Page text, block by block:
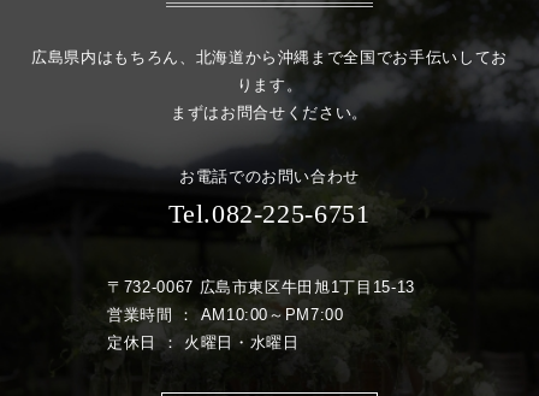
広島県内はもちろん、北海道から沖縄まで全国でお手伝いしてお
ります。
まずはお問合せください。
お電話でのお問い合わせ
Tel.082-225-6751
〒732-0067 広島市東区牛田旭1丁目15-13
営業時間 ： AM10:00～PM7:00
定休日 ： 火曜日・水曜日